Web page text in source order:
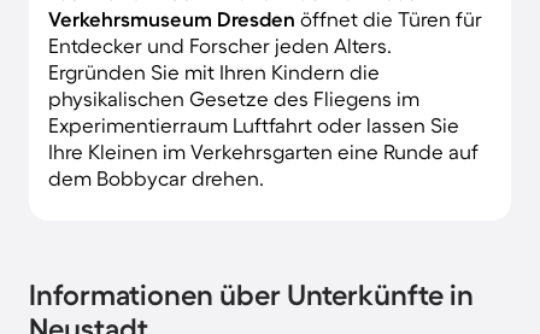
Verkehrsmuseum Dresden öffnet die Türen für
Entdecker und Forscher jeden Alters.
Ergründen Sie mit Ihren Kindern die
physikalischen Gesetze des Fliegens im
Experimentierraum Luftfahrt oder lassen Sie
Ihre Kleinen im Verkehrsgarten eine Runde auf
dem Bobbycar drehen.
Informationen über Unterkünfte in